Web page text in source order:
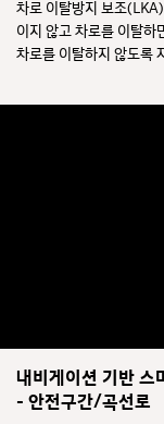
차로 이탈방지 보조
이지 않고 차로를 이탈하
차로를 이탈하지 않도록
내비게이션 기반 스
- 안전구간/곡선로